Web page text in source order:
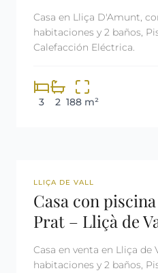
Casa en Lliça D'Amunt,
habitaciones y 2 baños,
Calefacción Eléctrica.
3 2 188 m²
REF: 2900
LLIÇA DE VALL
Casa con
Prat – Lliçà de
Casa en venta en Lliça de
habitaciones y 2 baños,